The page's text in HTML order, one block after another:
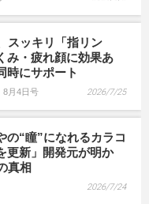
スッキリ「指リン
み・疲れ顔に効果あ
時にサポート
8月4日号 2026/7/25
の“瞳”になれるカラコ
更新」開発元が明か
真相
2026/7/24